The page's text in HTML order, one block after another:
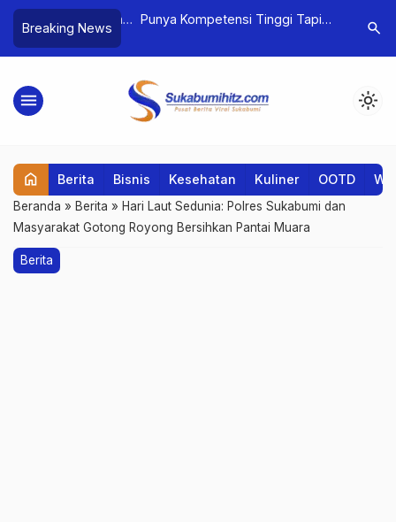
Breaking News
di Ciaul
Punya Kompetensi Tinggi Tapi
Penyebabnya!
Takut
search
menu light_mode
home Berita Bisnis Kesehatan Kuliner OOTD
Beranda » Berita » Hari Laut Sedunia: Polres Sukabumi dan
Masyarakat Gotong Royong Bersihkan Pantai Muara
Berita